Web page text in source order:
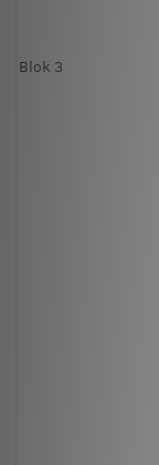
Blok 3